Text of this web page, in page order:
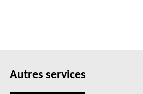
Autres services